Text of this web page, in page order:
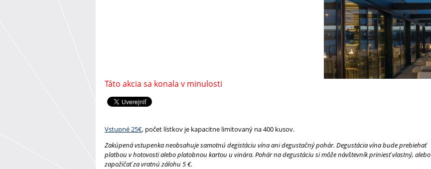
Táto akcia sa konala v minulosti
Vstupné 25€, počet lístkov je kapacitne limitovaný na 400 kusov.
Zakúpená vstupenka neobsahuje samotnú degistáciu vína ani degustačný pohár. Degustácia vína bude prebiehať
platbou v hotovosti alebo platobnou kartou u vinára. Pohár na degustáciu si môže návštevník priniesť vlastný, alebo
zapožičať za vratnú zálohu 5 €.